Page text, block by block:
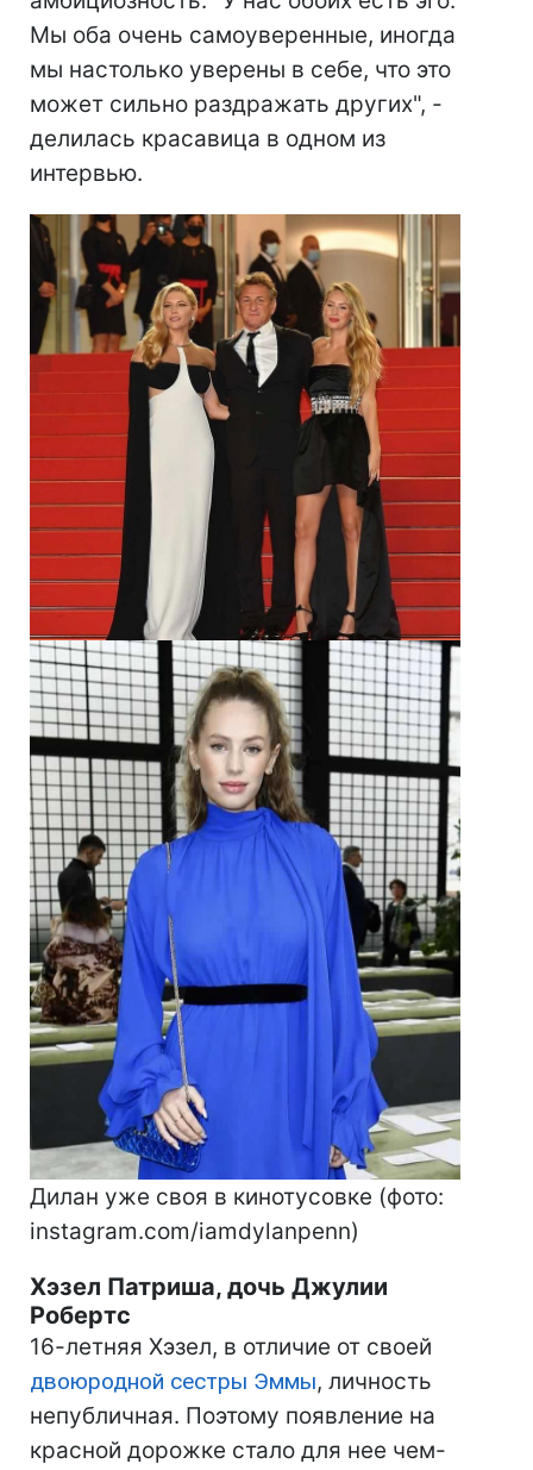
Мы оба очень самоуверенные, иногда
мы настолько уверены в себе, что это
может сильно раздражать других", -
делилась красавица в одном из
интервью.
Дилан уже своя в кинотусовке (фото:
instagram.com/iamdylanpenn)
Хэзел Патриша, дочь Джулии
Робертс
16-летняя Хэзел, в отличие от своей
двоюродной сестры Эммы, личность
непубличная. Поэтому появление на
красной дорожке стало для нее чем-